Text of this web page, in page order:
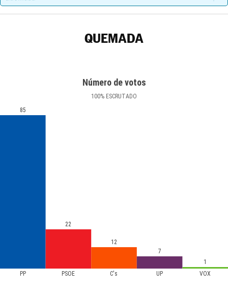
QUEMADA
Número de votos
100% ESCRUTADO
PP PSOE C's UP VOX
85
22
12
7
1